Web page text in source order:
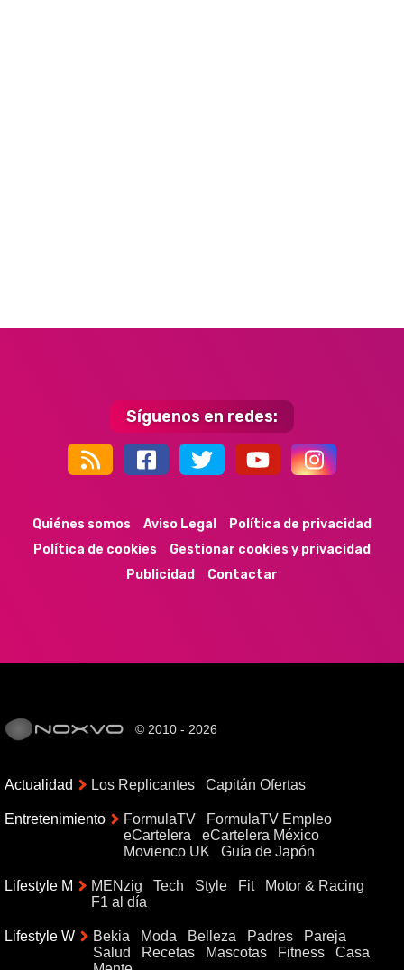
Síguenos en redes:
44k 9k 35k 352
Quiénes somos Aviso Legal
Política de privacidad
Política de cookies
Gestionar cookies y privacidad
Publicidad
Contactar
© 2010 - 2026
Actualidad Los Replicantes Capitán Ofertas
Entretenimiento FormulaTV
FormulaTV Empleo
eCartelera
eCartelera México
Movienco UK
Guía de Japón
Lifestyle M MENzig Tech Style Fit
Motor & Racing
F1 al día
Lifestyle W Bekia Moda Belleza Padres
Pareja
Salud
Recetas Mascotas Fitness
Casa